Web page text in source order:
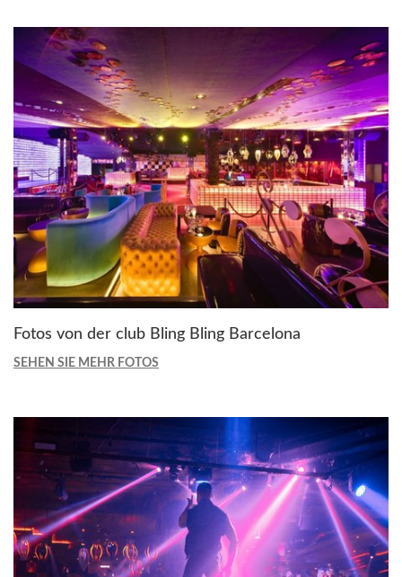
Fotos von der club Bling Bling Barcelona
SEHEN SIE MEHR FOTOS